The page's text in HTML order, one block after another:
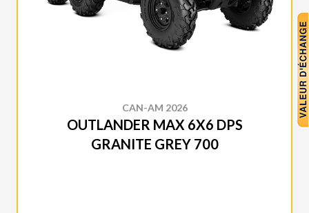
CAN-AM 2026
OUTLANDER MAX 6X6 DPS
GRANITE GREY 700